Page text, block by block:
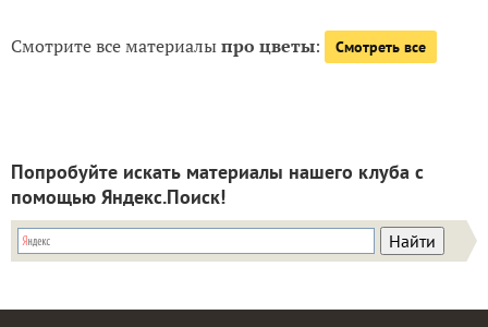
Смотрите все материалыпро цветы: Смотреть все
Попробуйте искать материалы нашего клуба с
помощью Яндекс.Поиск!